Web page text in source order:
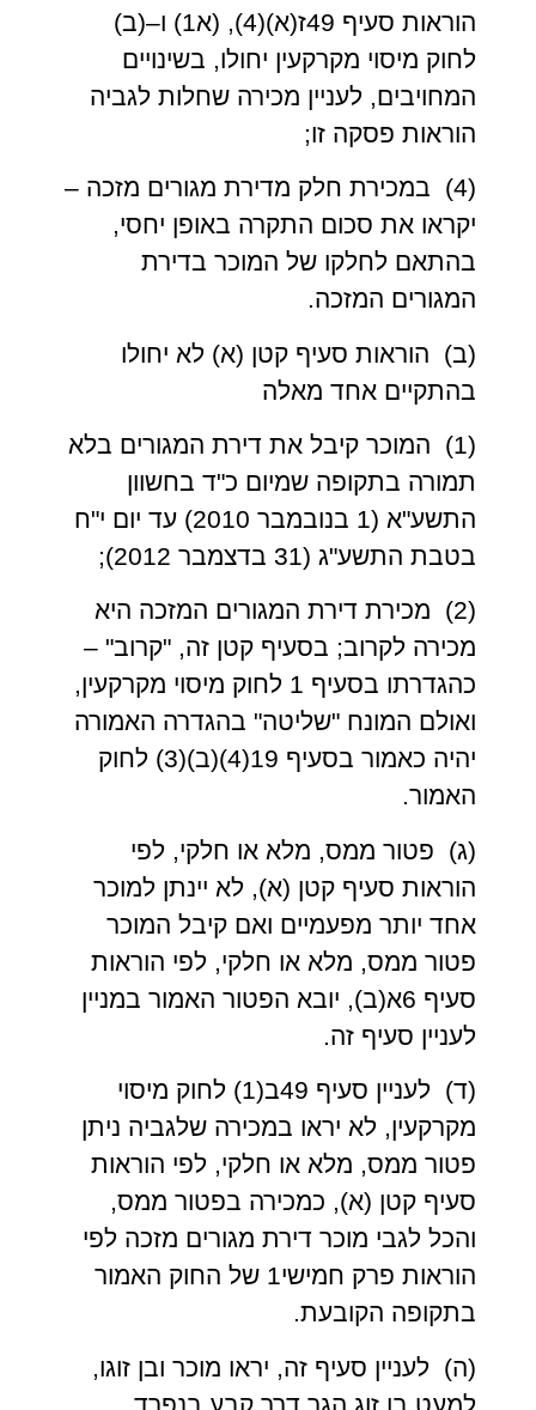
הוראות סעיף 49ז(א)(4), (א1) ו–(ב)
לחוק מיסוי מקרקעין יחולו, בשינויים
המחויבים, לעניין מכירה שחלות לגביה
הוראות פסקה זו;
(4) במכירת חלק מדירת מגורים מזכה –
יקראו את סכום התקרה באופן יחסי,
בהתאם לחלקו של המוכר בדירת
המגורים המזכה.
(ב) הוראות סעיף קטן (א) לא יחולו
בהתקיים אחד מאלה
(1) המוכר קיבל את דירת המגורים בלא
תמורה בתקופה שמיום כ"ד בחשוון
התשע"א (1 בנובמבר 2010) עד יום י"ח
בטבת התשע"ג (31 בדצמבר 2012);
(2) מכירת דירת המגורים המזכה היא
מכירה לקרוב; בסעיף קטן זה, "קרוב" –
כהגדרתו בסעיף 1 לחוק מיסוי מקרקעין,
ואולם המונח "שליטה" בהגדרה האמורה
יהיה כאמור בסעיף 19(4)(ב)(3) לחוק
האמור.
(ג) פטור ממס, מלא או חלקי, לפי
הוראות סעיף קטן (א), לא יינתן למוכר
אחד יותר מפעמיים ואם קיבל המוכר
פטור ממס, מלא או חלקי, לפי הוראות
סעיף 6א(ב), יובא הפטור האמור במניין
לעניין סעיף זה.
(ד) לעניין סעיף 49ב(1) לחוק מיסוי
מקרקעין, לא יראו במכירה שלגביה ניתן
פטור ממס, מלא או חלקי, לפי הוראות
סעיף קטן (א), כמכירה בפטור ממס,
והכל לגבי מוכר דירת מגורים מזכה לפי
הוראות פרק חמישי1 של החוק האמור
בתקופה הקובעת.
(ה) לעניין סעיף זה, יראו מוכר ובן זוגו,
למעט בן זוג הגר דרך קבע בנפרד,